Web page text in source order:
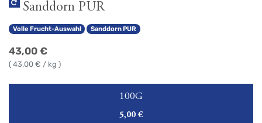
Sanddorn PUR
Volle Frucht-Auswahl Sanddorn PUR
43,00 €
( 43,00 € / kg )
100G
5,00 €